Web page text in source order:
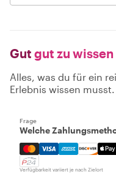
Gut gut zu wissen
Alles, was du für ein
Erlebnis wissen musst.
Frage
Welche
Mastercard, Visa,
Verfügbarkeit variiert je nach Zielort